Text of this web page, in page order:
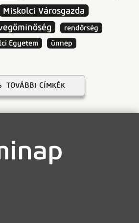
Miskolci Városgazda
rendőrség
Egyetem
ünnep
TOVÁBBI CÍMKÉK